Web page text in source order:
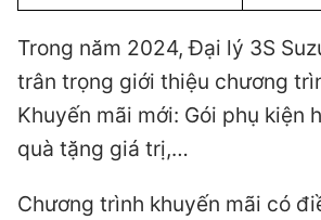
Trong năm 2024, Đại lý 3S
trân trọng giới thiệu chương
Khuyến mãi mới: Gói phụ kiện
quà tặng giá trị,…
Chương trình khuyến mãi có